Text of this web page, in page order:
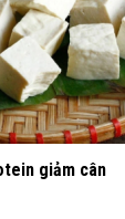
giảm cân